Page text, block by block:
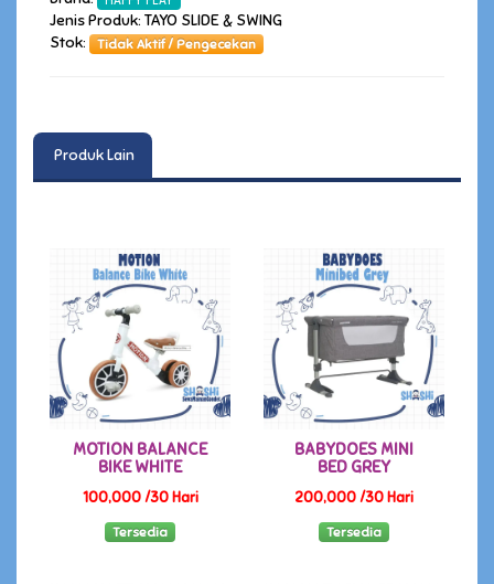
Jenis Produk: TAYO SLIDE & SWING
Stok:
Tidak Aktif / Pengecekan
Produk Lain
MOTION BALANCE
BIKE WHITE
100,000 /30 Hari
Tersedia
BABYDOES MINI
BED GREY
200,000 /30 Hari
Tersedia